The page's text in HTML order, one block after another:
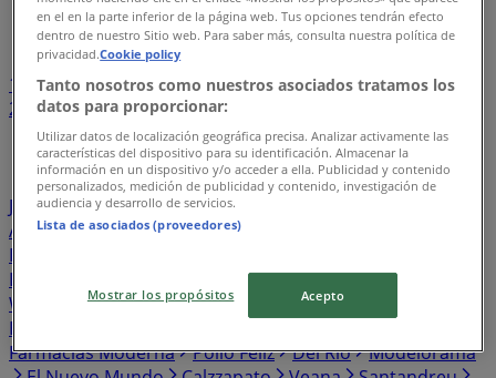
Índice de negocios en Cozumel
1
...
2
456
26
BetterWare
Tecnolite Fresko Pizza Hut
Oggi
Jeans
Knova Pirma Samsung
Alitas
Adosa Skechers Promoda
Isidro y San Borja
Build-A-Bear
Providencia
Terramar Brands
Walmart Express
Puma Victorinox Scorpion
Era
Farmacias Moderna
Pollo Feliz Del Rio
Modelorama
en el en la parte inferior de la página web. Tus opciones tendrán efecto
dentro de nuestro Sitio web. Para saber más, consulta nuestra política de
privacidad.Cookie policy
Tanto nosotros como nuestros asociados tratamos los
datos para proporcionar:
Utilizar datos de localización geográfica precisa. Analizar activamente las
características del dispositivo para su identificación. Almacenar la
información en un dispositivo y/o acceder a ella. Publicidad y contenido
personalizados, medición de publicidad y contenido, investigación de
audiencia y desarrollo de servicios.
Lista de asociados (proveedores)
Mostrar los propósitos Acepto